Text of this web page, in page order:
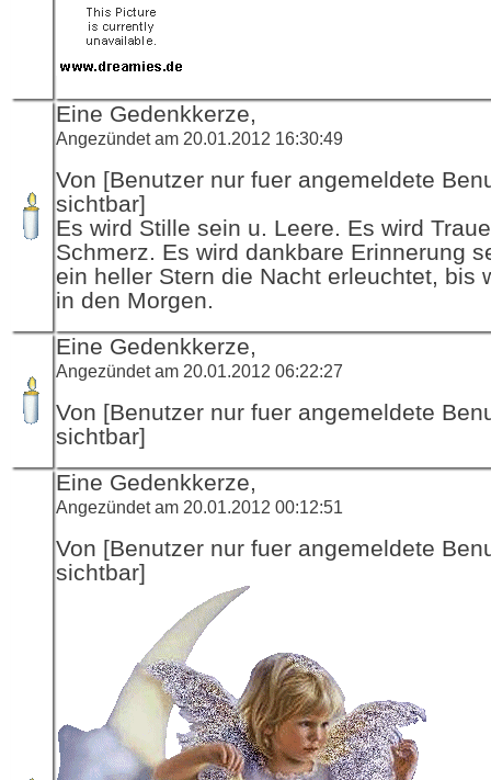
Eine Gedenkkerze,
Angezündet am 20.01.2012 16:30:49
Von [Benutzer nur fuer angemeldete
sichtbar]
Es wird Stille sein u. Leere. Es wird
Schmerz. Es wird dankbare Erinnerung
ein heller Stern die Nacht erleuchtet, bis
in den Morgen.
Eine Gedenkkerze,
Angezündet am 20.01.2012 06:22:27
Von [Benutzer nur fuer angemeldete
sichtbar]
Eine Gedenkkerze,
Angezündet am 20.01.2012 00:12:51
Von [Benutzer nur fuer angemeldete
sichtbar]